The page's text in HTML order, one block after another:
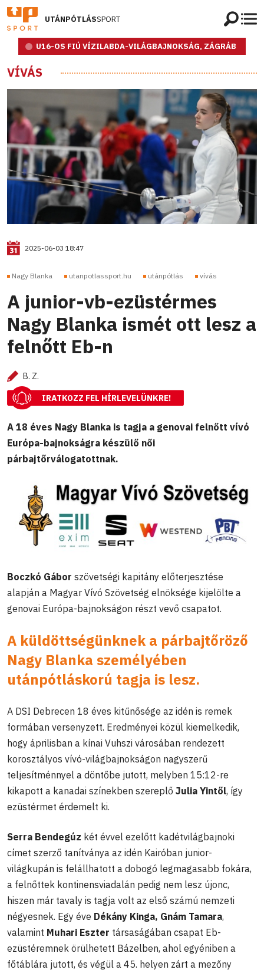
UTÁNPÓTLÁSSPORT
U16-OS FIÚ VÍZILABDA-VILÁGBAJNOKSÁG, ZÁGRÁB
VÍVÁS
2025-06-03 18:47
Nagy Blanka utanpotlassport.hu utánpótlás vívás
A junior-vb-ezüstérmes
Nagy Blanka ismét ott lesz a
felnőtt Eb-n
B. Z.
IRATKOZZ FEL HÍRLEVELÜNKRE!
A 18 éves Nagy Blanka is tagja a genovai felnőtt vívó
Európa-bajnokságra készülő női
párbajtőrválogatottnak.
Boczkó Gábor szövetségi kapitány előterjesztése
alapján a Magyar Vívó Szövetség elnöksége kijelölte a
genovai Európa-bajnokságon részt vevő csapatot.
A küldöttségünknek a párbajtőröző
Nagy Blanka személyében
utánpótláskorú tagja is lesz.
A DSI Debrecen 18 éves kitűnősége az idén is remek
formában versenyzett. Eredményei közül kiemelkedik,
hogy áprilisban a kínai Vuhszi városában rendezett
korosztályos vívó-világbajnokságon nagyszerű
teljesítménnyel a döntőbe jutott, melyben 15:12-re
kikapott a kanadai színekben szereplő Julia Yintől, így
ezüstérmet érdemelt ki.
Serra Bendegúz két évvel ezelőtt kadétvilágbajnoki
címet szerző tanítványa az idén Kairóban junior-
világkupán is felállhatott a dobogó legmagasabb fokára,
a felnőttek kontinensviadalán pedig nem lesz újonc,
hiszen már tavaly is tagja volt az első számú nemzeti
négyesnek. Egy éve Dékány Kinga, Gnám Tamara,
valamint Muhari Eszter társaságában csapat Eb-
ezüstéremnek örülhetett Bázelben, ahol egyéniben a
főtáblára jutott, és végül a 45. helyen zárt a mezőny